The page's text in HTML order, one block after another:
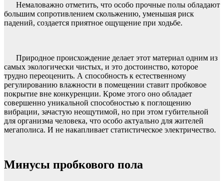
Немаловажно отметить, что особо прочные полы обладают
большим сопротивлением скольжению, уменьшая риск
падений, создается приятное ощущение при ходьбе.
Природное происхождение делает этот материал одним из
самых экологически чистых, и это достоинство, которое
трудно переоценить. А способность к естественному
регулированию влажности в помещении ставит пробковое
покрытие вне конкуренции. Кроме этого оно обладает
совершенно уникальной способностью к поглощению
вибрации, зачастую неощутимой, но при этом губительной
для организма человека, что особо актуально для жителей
мегаполиса. И не накапливает статистическое электричество.
Минусы пробкового пола